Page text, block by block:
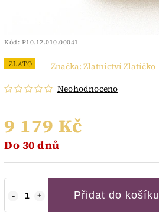
Kód: P10.12.010.00041
ZLATO
Neohodnoceno
Značka: Zlatnictví Zlatíčko
9 179 Kč
Do 30 dnů
Přidat do košíku